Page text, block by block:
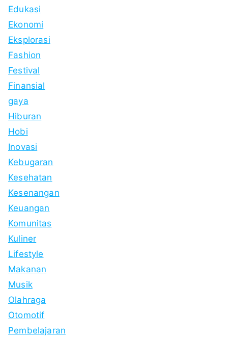
Edukasi
Ekonomi
Eksplorasi
Fashion
Festival
Finansial
gaya
Hiburan
Hobi
Inovasi
Kebugaran
Kesehatan
Kesenangan
Keuangan
Komunitas
Kuliner
Lifestyle
Makanan
Musik
Olahraga
Otomotif
Pembelajaran